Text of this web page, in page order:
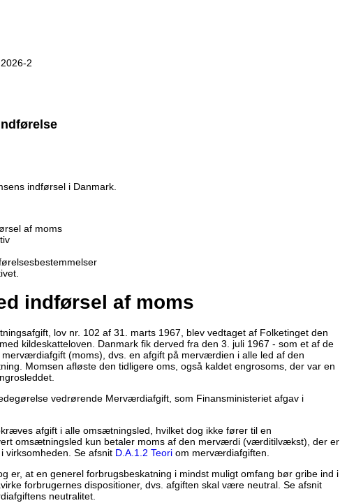
2
indførsel i Danmark.
af moms
indførsel af moms
lov nr. 102 af 31. marts 1967, blev vedtaget af Folketinget den
kildeskatteloven. Danmark fik derved fra den 3. juli 1967 - som et af de
(moms), dvs. en afgift på merværdien i alle led af den
Momsen afløste den tidligere oms, også kaldet engrosoms, der var en
vedrørende Merværdiafgift, som Finansministeriet afgav i
afgift i alle omsætningsled, hvilket dog ikke fører til en
omsætningsled kun betaler moms af den merværdi (værditilvækst), der er
virksomheden. Se afsnit D.A.1.2 Teori om merværdiafgiften.
er, at en generel forbrugsbeskatning i mindst muligt omfang bør gribe ind i
forbrugernes dispositioner, dvs. afgiften skal være neutral. Se afsnit
neutralitet.